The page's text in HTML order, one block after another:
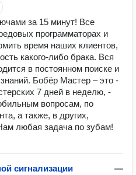
за 15 минут! Все
программаторах и
время наших клиентов,
какого-либо брака. Вся
в постоянном поиске и
Бобёр Мастер – это -
7 дней в неделю, -
вопросам, по
а также, в других,
любая задача по зубам!
сигнализации —